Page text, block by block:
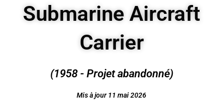
Submarine Aircraft
Carrier
(1958 - Projet abandonné)
Mis à jour 11 mai 2026